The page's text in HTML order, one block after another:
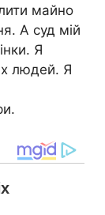
майно
А суд мій
Я
людей. Я